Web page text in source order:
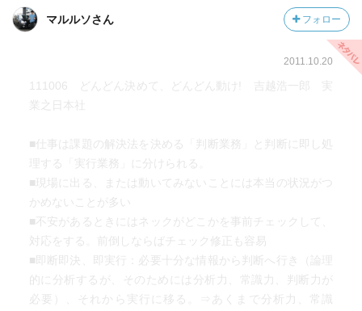
決断はいちかばちか、に近い。
■イグゼキュート（execute）ではなく
イクスキューズ（excuse＝言い訳）ばかりするリーダー
まずは、自分のやるべきことを行う。
会社や上司が悪いと文句をいうのはソレからの話。
じんじんくるワードがいっぱいだった。
マルルソさん フォロー
2011.10.20
111006 どんどん決めて、どんどん動け! 吉越浩一郎 実
業之日本社
■仕事は課題の解決法を決める「判断業務」と判断に即し処
理する「実行業務」に分けられる。
■現場に出る、または動いてみないことには本当の状況がつ
かめないことが多い
■不安があるときにはネックがどこかを事前チェックして、
対応をする。前倒しならばチェック修正も容易
■即断即決、即実行：必要十分な情報から判断へ行き（論理
的に分析するが、そのためには分析力、常識力、判断力が
必要）、それから実行に移る。⇒あくまで分析力、常識